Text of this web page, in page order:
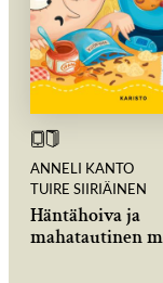
ANNELI KANTO
TUIRE SIIRIÄINEN
Häntähoiva ja
mahatautinen